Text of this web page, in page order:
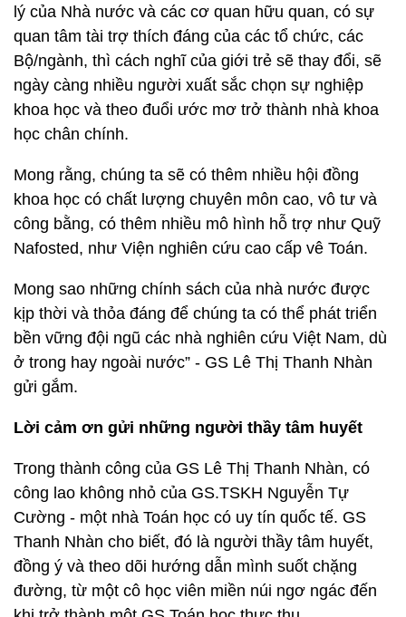
lý của Nhà nước và các cơ quan hữu quan, có sự
quan tâm tài trợ thích đáng của các tổ chức, các
Bộ/ngành, thì cách nghĩ của giới trẻ sẽ thay đổi, sẽ
ngày càng nhiều người xuất sắc chọn sự nghiệp
khoa học và theo đuổi ước mơ trở thành nhà khoa
học chân chính.
Mong rằng, chúng ta sẽ có thêm nhiều hội đồng
khoa học có chất lượng chuyên môn cao, vô tư và
công bằng, có thêm nhiều mô hình hỗ trợ như Quỹ
Nafosted, như Viện nghiên cứu cao cấp vê Toán.
Mong sao những chính sách của nhà nước được
kịp thời và thỏa đáng để chúng ta có thể phát triển
bền vững đội ngũ các nhà nghiên cứu Việt Nam, dù
ở trong hay ngoài nước” - GS Lê Thị Thanh Nhàn
gửi gắm.
Lời cảm ơn gửi những người thầy tâm huyết
Trong thành công của GS Lê Thị Thanh Nhàn, có
công lao không nhỏ của GS.TSKH Nguyễn Tự
Cường - một nhà Toán học có uy tín quốc tế. GS
Thanh Nhàn cho biết, đó là người thầy tâm huyết,
đồng ý và theo dõi hướng dẫn mình suốt chặng
đường, từ một cô học viên miền núi ngơ ngác đến